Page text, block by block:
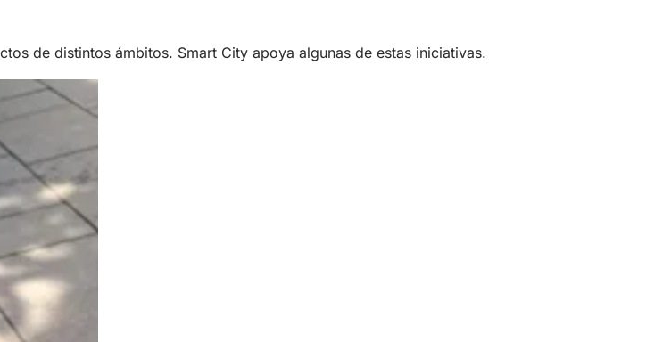
de distintos ámbitos. Smart City apoya algunas de estas iniciativas.